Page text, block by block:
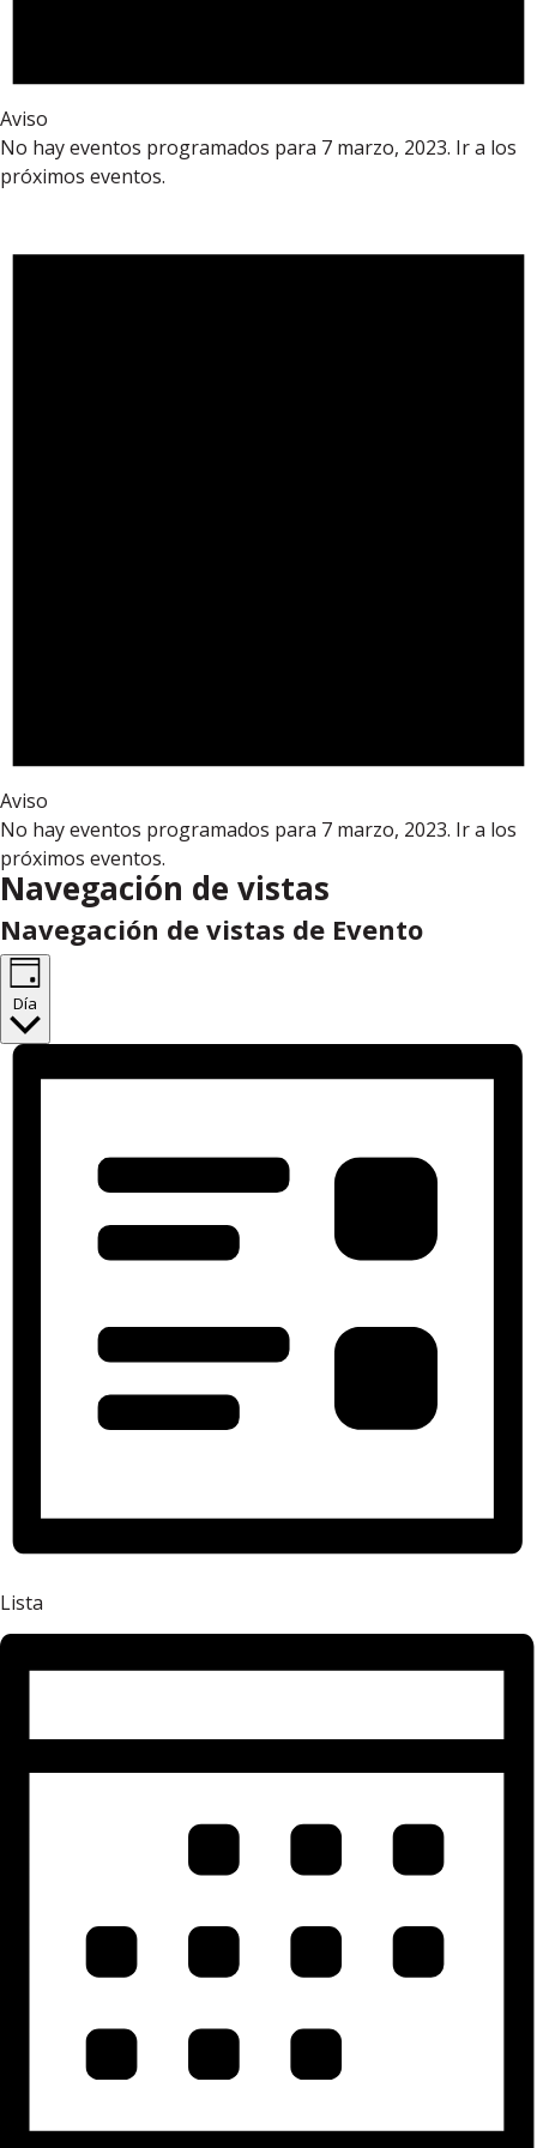
Aviso
No hay eventos programados para 7 marzo, 2023. Ir a los
próximos eventos.
Aviso
No hay eventos programados para 7 marzo, 2023. Ir a los
próximos eventos.
Navegación de vistas
Navegación de vistas de Evento
Día
Lista